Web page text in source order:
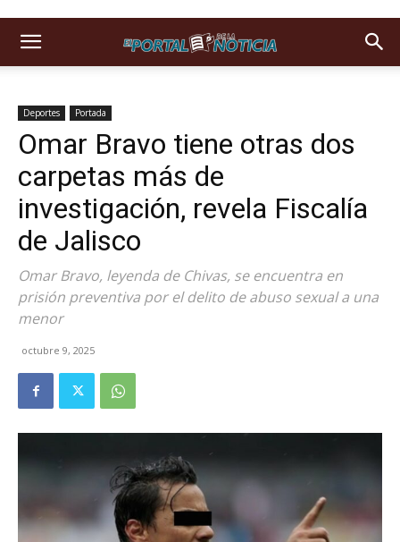
Deportes Portada
Omar Bravo tiene otras dos
carpetas más de
investigación, revela Fiscalía
de Jalisco
Omar Bravo, leyenda de Chivas, se encuentra en
prisión preventiva por el delito de abuso sexual a una
menor
octubre 9, 2025